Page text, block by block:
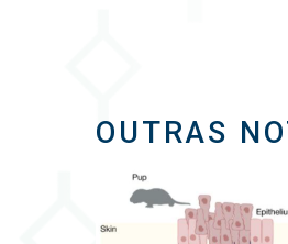
OUTRAS